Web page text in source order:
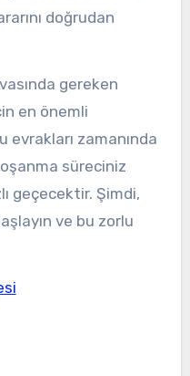
doğrudan
gereken
en önemli
evrakları zamanında
süreciniz
geçecektir. Şimdi,
ve bu zorlu